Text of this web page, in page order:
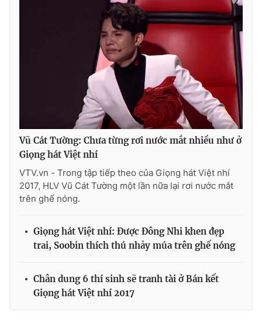
Vũ Cát Tường: Chưa từng rơi nước mắt nhiều như ở
Giọng hát Việt nhí
VTV.vn - Trong tập tiếp theo của Giọng hát Việt nhí
2017, HLV Vũ Cát Tường một lần nữa lại rơi nước mắt
trên ghế nóng.
Giọng hát Việt nhí: Được Đông Nhi khen đẹp
trai, Soobin thích thú nhảy múa trên ghế nóng
Chân dung 6 thí sinh sẽ tranh tài ở Bán kết
Giọng hát Việt nhí 2017